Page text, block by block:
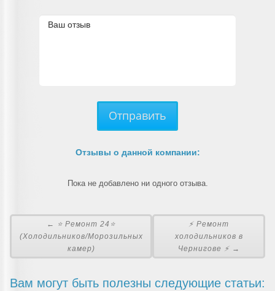
Отправить
Отзывы о данной компании:
Пока не добавлено ни одного отзыва.
← ⭐ Ремонт 24⭐
(Холодильников/Морозильных
камер)
⚡ Ремонт
холодильников в
Чернигове ⚡ →
Вам могут быть полезны следующие статьи: